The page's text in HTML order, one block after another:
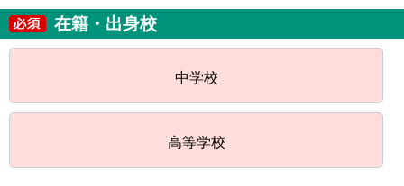
在籍・出身校
中学校
高等学校